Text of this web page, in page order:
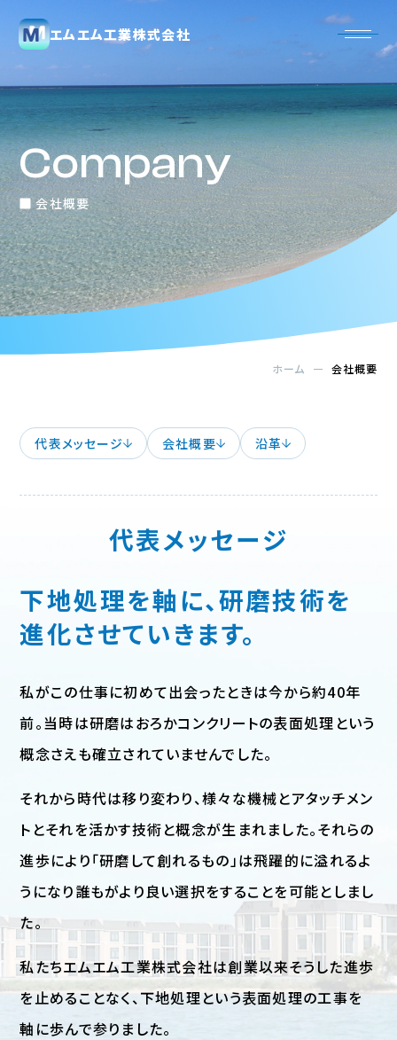
エムエム工業株式会社
Company
会社概要
ホーム 会社概要
代表メッセージ 会社概要 沿革
代表メッセージ
下地処理を軸に、研磨技術を
進化させていきます。
私がこの仕事に初めて出会ったときは今から約40年
前。当時は研磨はおろかコンクリートの表面処理という
概念さえも確立されていませんでした。
それから時代は移り変わり、様々な機械とアタッチメン
トとそれを活かす技術と概念が生まれました。それらの
進歩により「研磨して創れるもの」は飛躍的に溢れるよ
うになり誰もがより良い選択をすることを可能としまし
た。
私たちエムエム工業株式会社は創業以来そうした進歩
を止めることなく、下地処理という表面処理の工事を
軸に歩んで参りました。